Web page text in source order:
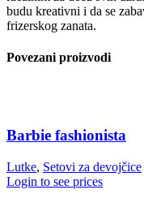
budu kreativni i da se
frizerskog zanata.
Povezani proizvodi
Barbie fashionista
Lutke, Setovi za devojčice
Login to see prices